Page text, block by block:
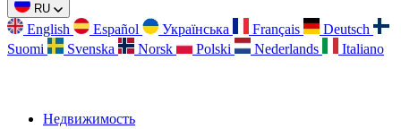
RU
English Español Українська Français
Deutsch
Suomi
Svenska Norsk Polski Nederlands Italiano
Недвижимость